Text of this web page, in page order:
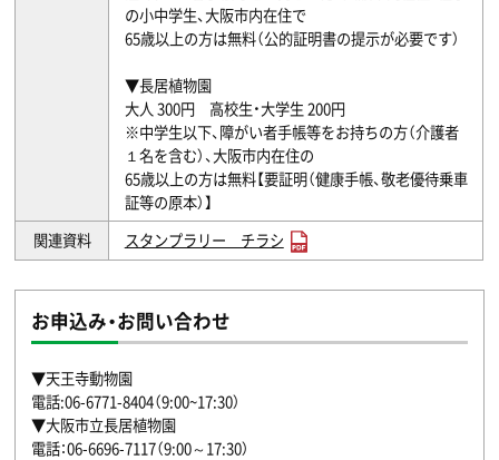
の小中学生、大阪市内在住で
65歳以上の方は無料（公的証明書の提示が必要です）
▼長居植物園
大人 300円 高校生・大学生 200円
※中学生以下、障がい者手帳等をお持ちの方（介護者
１名を含む）、大阪市内在住の
65歳以上の方は無料【要証明（健康手帳、敬老優待乗車
証等の原本）】
関連資料
スタンプラリー チラシ
お申込み・お問い合わせ
▼天王寺動物園
電話:06-6771-8404（9:00~17:30）
▼大阪市立長居植物園
電話：06-6696-7117（9:00～17:30）